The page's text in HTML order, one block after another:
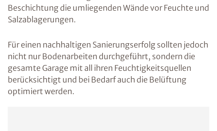
Beschichtung die umliegenden Wände vor Feuchte und
Salzablagerungen.
Für einen nachhaltigen Sanierungserfolg sollten jedoch
nicht nur Bodenarbeiten durchgeführt, sondern die
gesamte Garage mit all ihren Feuchtigkeitsquellen
berücksichtigt und bei Bedarf auch die Belüftung
optimiert werden.